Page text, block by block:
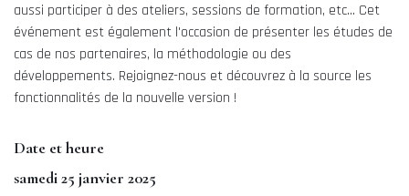
aussi participer à des ateliers, sessions de formation, etc... Cet
événement est également l'occasion de présenter les études de
cas de nos partenaires, la méthodologie ou des
développements. Rejoignez-nous et découvrez à la source les
fonctionnalités de la nouvelle version !
Date et heure
samedi 25 janvier 2025